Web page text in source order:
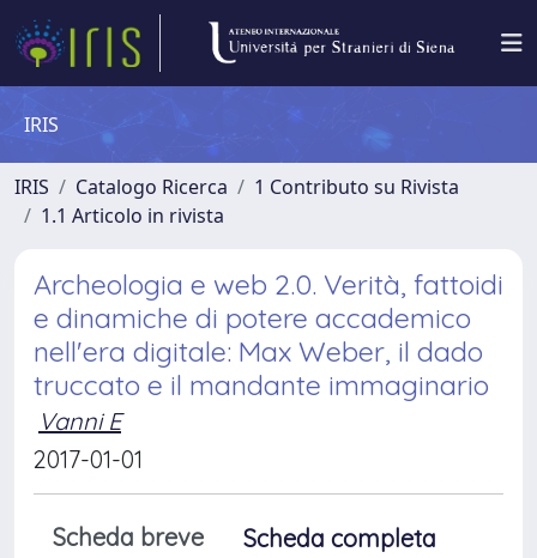
IRIS
IRIS Catalogo Ricerca
1 Contributo su Rivista
1.1 Articolo in rivista
Archeologia e web 2.0. Verità, fattoidi
e dinamiche di potere accademico
nell'era digitale: Max Weber, il dado
truccato e il mandante immaginario
Vanni E
2017-01-01
Scheda breve
Scheda completa